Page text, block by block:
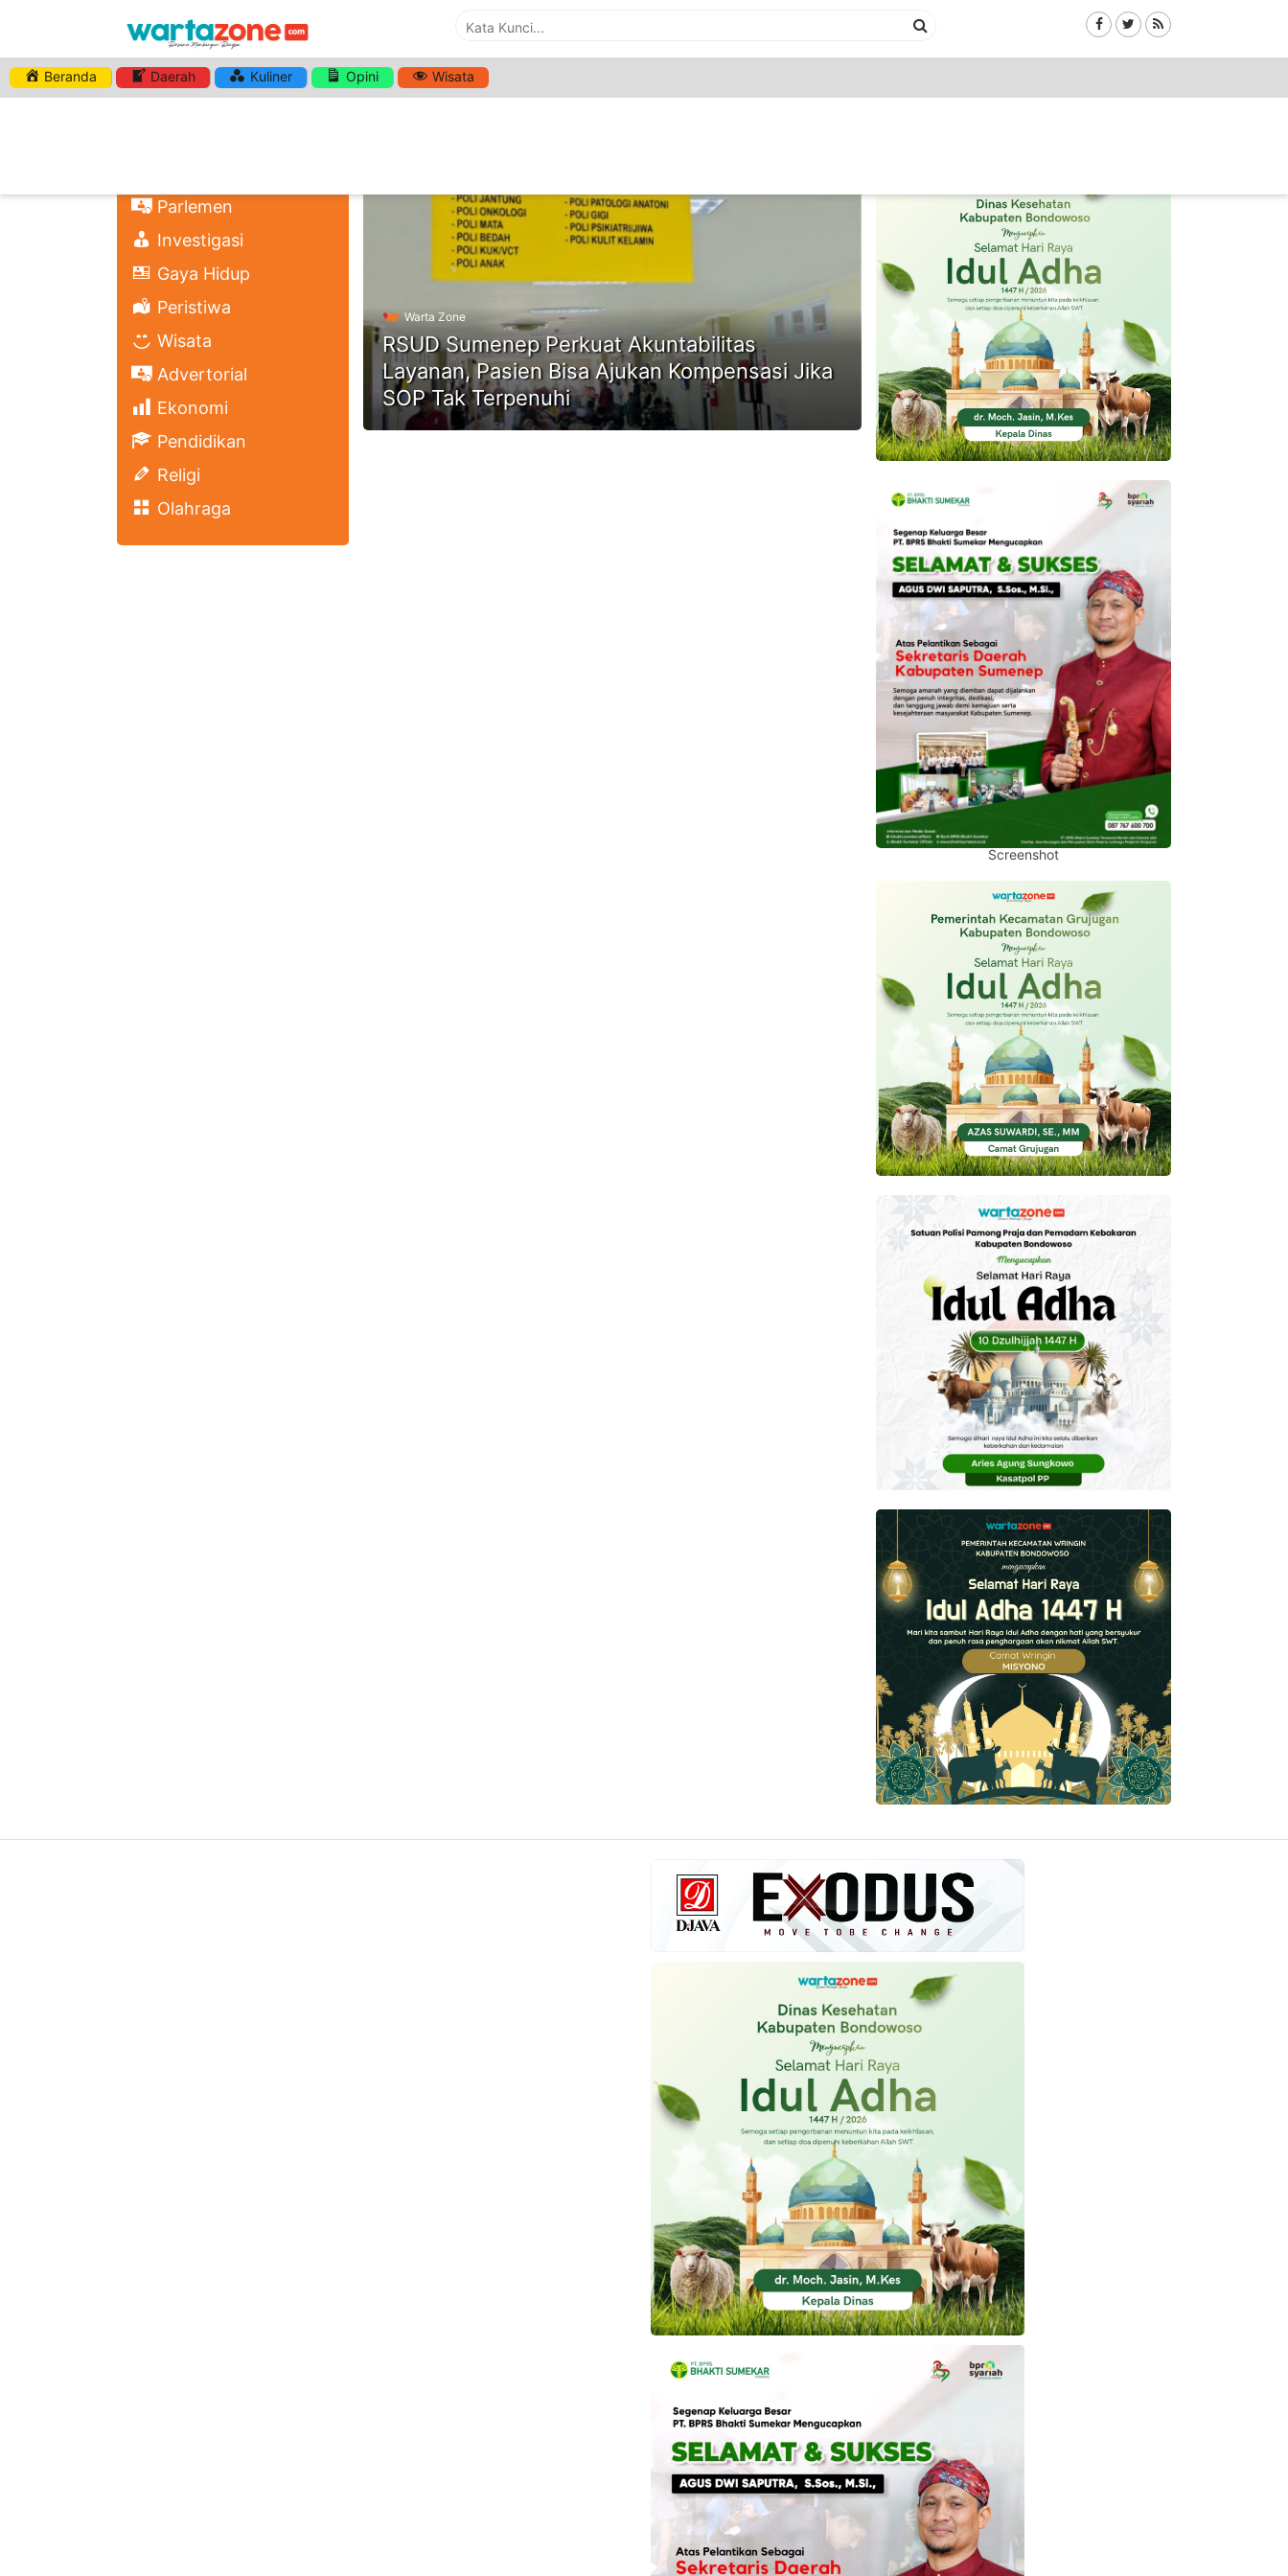
Beranda Daerah Kuliner Opini Wisata
Parlemen
Investigasi
Gaya Hidup
Peristiwa
Wisata
Advertorial
Ekonomi
Pendidikan
Religi
Olahraga
HASHTAG:KEBIJAKAN RUMAH SAKIT TERBARU
Warta Zone
RSUD Sumenep Perkuat Akuntabilitas
Layanan, Pasien Bisa Ajukan Kompensasi Jika
SOP Tak Terpenuhi
Screenshot